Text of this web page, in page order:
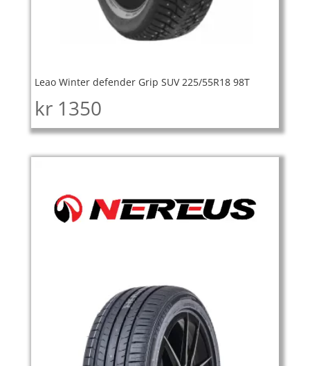
Leao Winter defender Grip SUV 225/55R18 98T
kr 1350